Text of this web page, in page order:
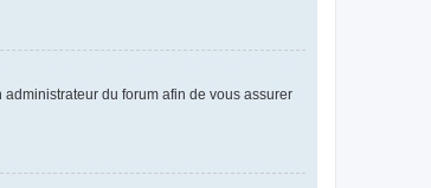
du forum afin de vous assurer